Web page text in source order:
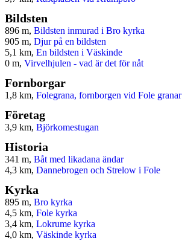
Bildsten
896 m, Bildsten inmurad i Bro kyrka
905 m, Djur på en bildsten
5,1 km, En bildsten i Väskinde
0 m, Virvelhjulen - vad är det för nåt
Fornborgar
1,8 km, Folegrana, fornborgen vid Fole granar
Företag
3,9 km, Björkomestugan
Historia
341 m, Båt med likadana ändar
4,3 km, Dannebrogen och Strelow i Fole
Kyrka
895 m, Bro kyrka
4,5 km, Fole kyrka
3,4 km, Lokrume kyrka
4,0 km, Väskinde kyrka